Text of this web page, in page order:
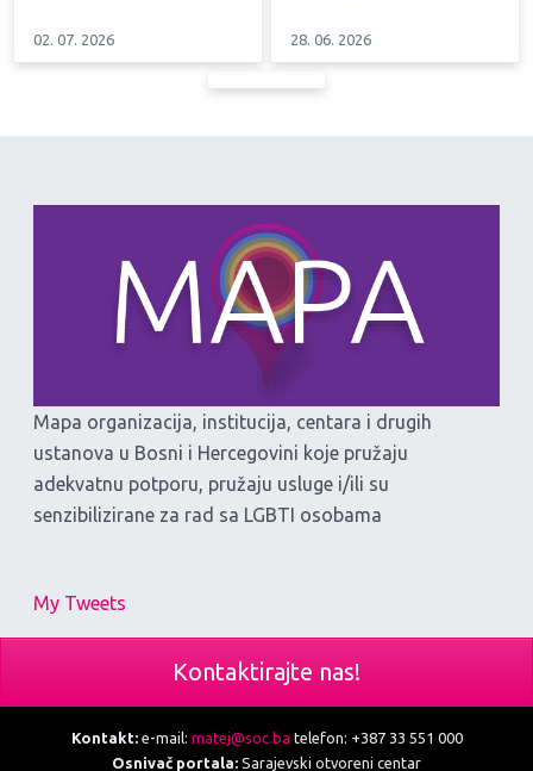
02. 07. 2026 28. 06. 2026
Mapa organizacija, institucija, centara i drugih
ustanova u Bosni i Hercegovini koje pružaju
adekvatnu potporu, pružaju usluge i/ili su
senzibilizirane za rad sa LGBTI osobama
My Tweets
Kontaktirajte nas!
Kontakt:e-mail: matej@soc.ba telefon: +387 33 551 000
Osnivač portala: Sarajevski otvoreni centar